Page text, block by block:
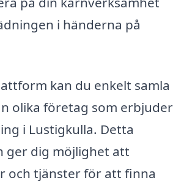
i händerna på
kan du enkelt samla
olika företag som erbjuder
i Lustigkulla. Detta
ger dig möjlighet att
och tjänster för att finna